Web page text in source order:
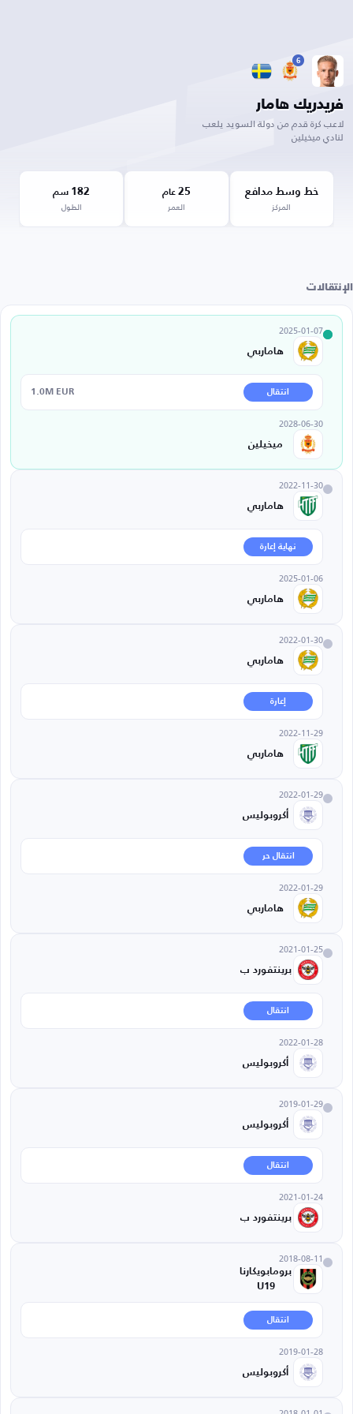
6
فريدريك هامار
لاعب كرة قدم من دولة السويد يلعب
لنادي ميخيلين
خط وسط مدافع
المركز
25عام
العمر
182 سم
الطول
الإنتقالات
2025-01-07
هاماربي
انتقال 1.0M EUR
2028-06-30
ميخيلين
2022-11-30
هاماربي
نهاية إعارة
2025-01-06
هاماربي
2022-01-30
هاماربي
إعارة
2022-11-29
هاماربي
2022-01-29
أكروبوليس
انتقال حر
2022-01-29
هاماربي
2021-01-25
برينتفورد ب
انتقال
2022-01-28
أكروبوليس
2019-01-29
أكروبوليس
انتقال
2021-01-24
برينتفورد ب
2018-08-11
برومابويكارنا
U19
انتقال
2019-01-28
أكروبوليس